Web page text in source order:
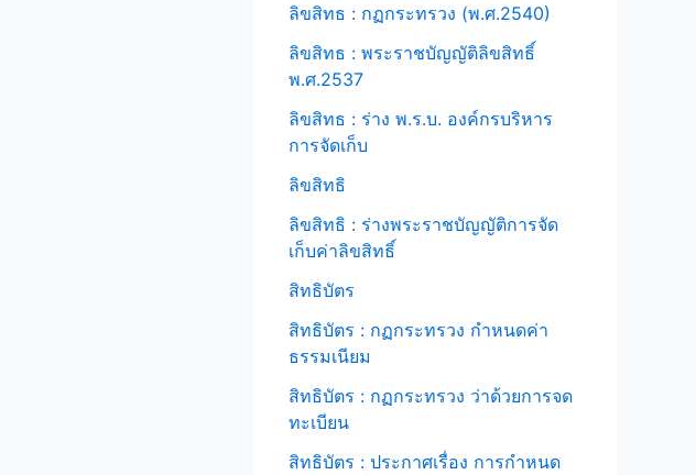
ลิขสิทธ : กฏกระทรวง (พ.ศ.2540)
ลิขสิทธ : พระราชบัญญัติลิขสิทธิ์
พ.ศ.2537
ลิขสิทธ : ร่าง พ.ร.บ. องค์กรบริหาร
การจัดเก็บ
ลิขสิทธิ
ลิขสิทธิ : ร่างพระราชบัญญัติการจัด
เก็บค่าลิขสิทธิ์
สิทธิบัตร
สิทธิบัตร : กฏกระทรวง กำหนดค่า
ธรรมเนียม
สิทธิบัตร : กฏกระทรวง ว่าด้วยการจด
ทะเบียน
สิทธิบัตร : ประกาศเรื่อง การกำหนด